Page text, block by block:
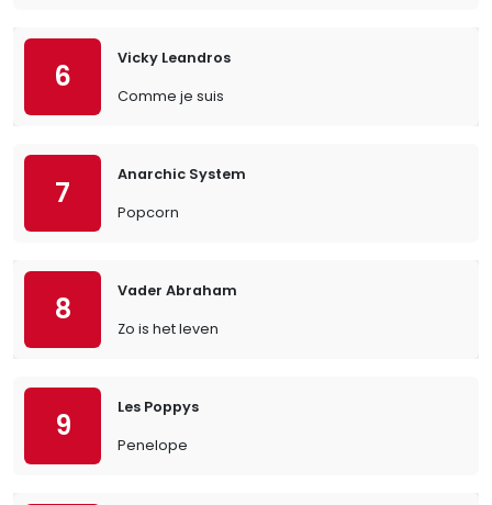
6
Vicky Leandros
Comme je suis
7
Anarchic System
Popcorn
8
Vader Abraham
Zo is het leven
9
Les Poppys
Penelope